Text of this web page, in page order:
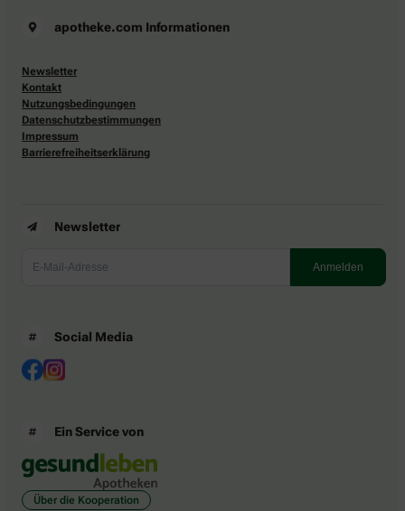
apotheke.com Informationen
Newsletter
Kontakt
Nutzungsbedingungen
Datenschutzbestimmungen
Impressum
Barrierefreiheitserklärung
Newsletter
Social Media
Ein Service von
Über die Kooperation